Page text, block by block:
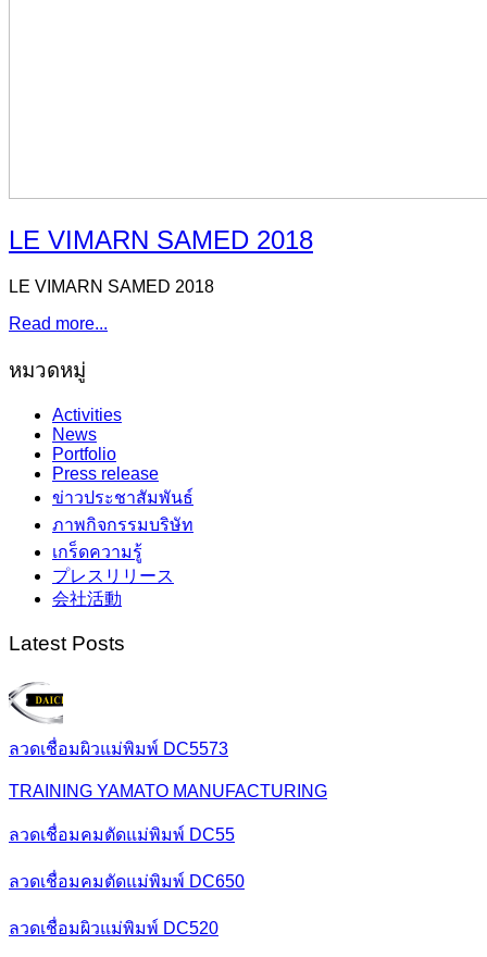
LE VIMARN SAMED 2018
LE VIMARN SAMED 2018
Read more...
หมวดหมู่
Activities
News
Portfolio
Press release
ข่าวประชาสัมพันธ์
ภาพกิจกรรมบริษัท
เกร็ดความรู้
プレスリリース
会社活動
Latest Posts
ลวดเชื่อมผิวแม่พิมพ์ DC5573
TRAINING YAMATO MANUFACTURING
ลวดเชื่อมคมตัดแม่พิมพ์ DC55
ลวดเชื่อมคมตัดแม่พิมพ์ DC650
ลวดเชื่อมผิวแม่พิมพ์ DC520